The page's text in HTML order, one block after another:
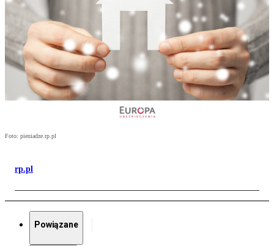
Foto: pieniadze.rp.pl
rp.pl
Powiązane